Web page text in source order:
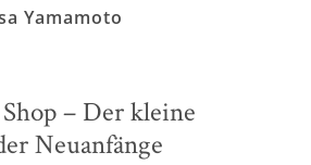
Yamamoto
– Der kleine
Neuanfänge